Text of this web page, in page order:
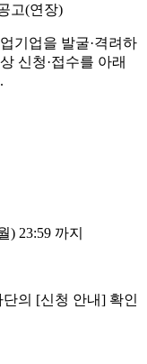
고(연장)
기업을 발굴·격려하
신청·접수를 아래
) 23:59 까지
의 [신청 안내] 확인